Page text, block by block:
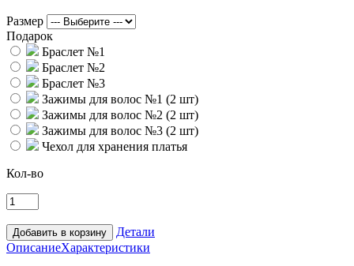
Размер
Подарок
Браслет №1
Браслет №2
Браслет №3
Зажимы для волос №1 (2 шт)
Зажимы для волос №2 (2 шт)
Зажимы для волос №3 (2 шт)
Чехол для хранения платья
Кол-во
Детали
ОписаниеХарактеристики